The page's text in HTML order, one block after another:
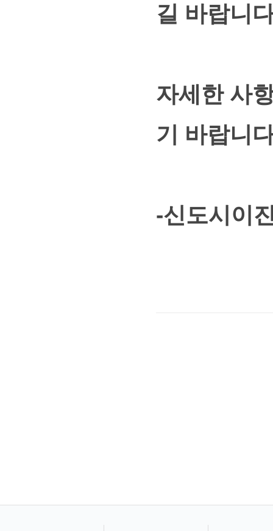
길 바랍니
자세한 사
기 바랍니
-신도시이